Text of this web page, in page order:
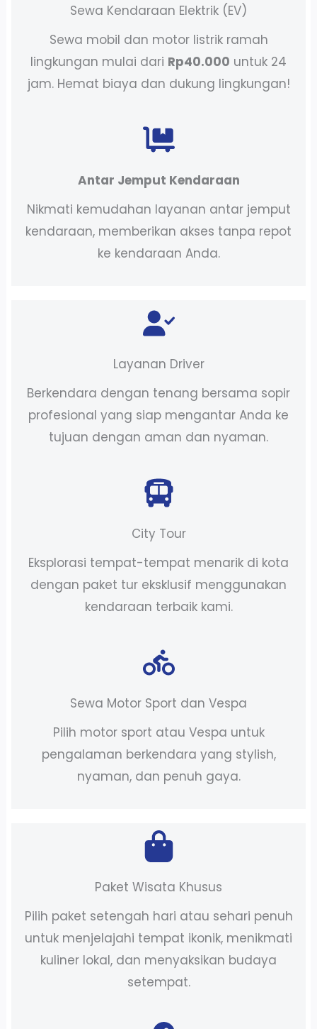
Sewa Kendaraan Elektrik (EV)
Sewa mobil dan motor listrik ramah
lingkungan mulai dari Rp40.000 untuk 24
jam. Hemat biaya dan dukung lingkungan!
Antar Jemput Kendaraan
Nikmati kemudahan layanan antar jemput
kendaraan, memberikan akses tanpa repot
ke kendaraan Anda.
Layanan Driver
Berkendara dengan tenang bersama sopir
profesional yang siap mengantar Anda ke
tujuan dengan aman dan nyaman.
City Tour
Eksplorasi tempat-tempat menarik di kota
dengan paket tur eksklusif menggunakan
kendaraan terbaik kami.
Sewa Motor Sport dan Vespa
Pilih motor sport atau Vespa untuk
pengalaman berkendara yang stylish,
nyaman, dan penuh gaya.
Paket Wisata Khusus
Pilih paket setengah hari atau sehari penuh
untuk menjelajahi tempat ikonik, menikmati
kuliner lokal, dan menyaksikan budaya
setempat.